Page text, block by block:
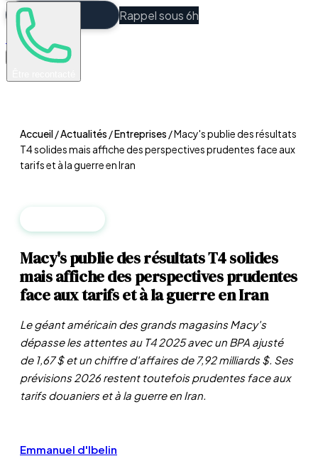
Rappel sous 6h
Espace Client
Accueil/Actualités /Entreprises /Macy's publie des résultats
T4 solides mais affiche des perspectives prudentes face aux
tarifs et à la guerre en Iran
Macy's publie des résultats T4 solides
mais affiche des perspectives prudentes
face aux tarifs et à la guerre en Iran
Le géant américain des grands magasins Macy's
dépasse les attentes au T4 2025 avec un BPA ajusté
de 1,67 $ et un chiffre d'affaires de 7,92 milliards $. Ses
prévisions 2026 restent toutefois prudentes face aux
tarifs douaniers et à la guerre en Iran.
Emmanuel d'Ibelin